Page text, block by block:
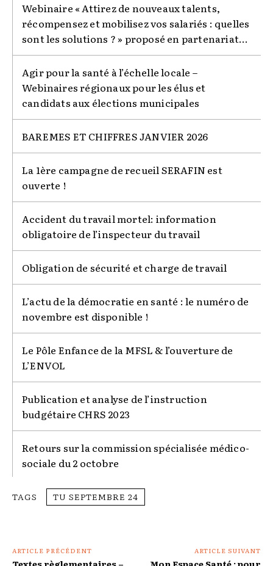
Webinaire « Attirez de nouveaux talents,
récompensez et mobilisez vos salariés : quelles
sont les solutions ? » proposé en partenariat...
Agir pour la santé à l’échelle locale –
Webinaires régionaux pour les élus et
candidats aux élections municipales
BAREMES ET CHIFFRES JANVIER 2026
La 1ère campagne de recueil SERAFIN est
ouverte !
Accident du travail mortel: information
obligatoire de l’inspecteur du travail
Obligation de sécurité et charge de travail
L’actu de la démocratie en santé : le numéro de
novembre est disponible !
Le Pôle Enfance de la MFSL & l’ouverture de
L’ENVOL
Publication et analyse de l’instruction
budgétaire CHRS 2023
Retours sur la commission spécialisée médico-
sociale du 2 octobre
TAGS TU SEPTEMBRE 24
ARTICLE PRÉCÉDENT ARTICLE SUIVANT